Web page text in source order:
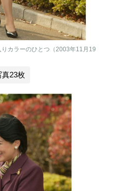
カラーのひとつ（2003年11月19
真23枚